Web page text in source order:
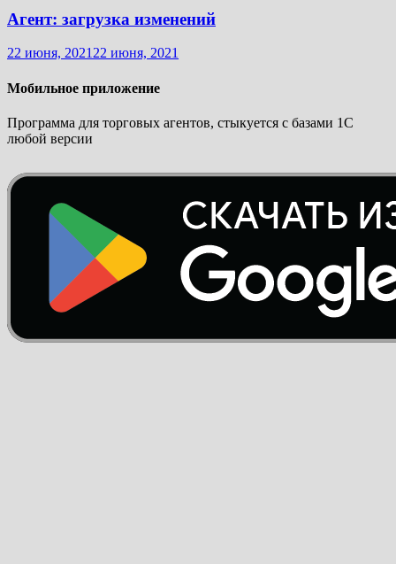
Агент: загрузка изменений
22 июня, 2021 22 июня, 2021
Мобильное приложение
Программа для торговых агентов, стыкуется с базами 1С
любой версии